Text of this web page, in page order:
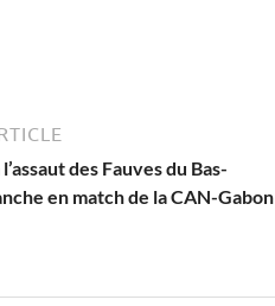
des Fauves du Bas-
en match de la CAN-Gabon